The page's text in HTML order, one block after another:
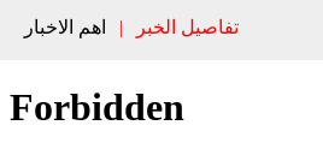
تفاصيل الخبر | اهم الاخبار